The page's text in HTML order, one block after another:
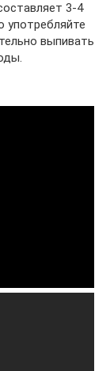
3-4
употребляйте
выпивать